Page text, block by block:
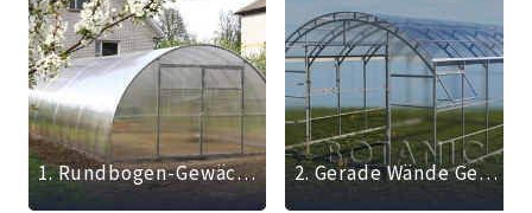
1. Rundbogen-Gewächshäuser 2. Gerade Wände Gewächshäuser